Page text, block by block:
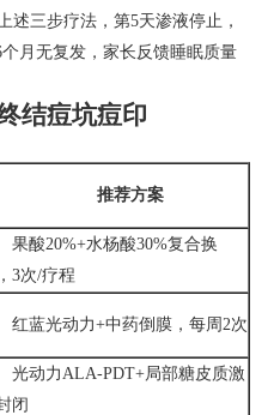
述三步疗法，第5天渗液停止，
月无复发，家长反馈睡眠质量
结痘坑痘印
推荐方案
果酸20%+水杨酸30%复合换
3次/疗程
红蓝光动力+中药倒膜，每周2次
光动力ALA-PDT+局部糖皮质激
闭